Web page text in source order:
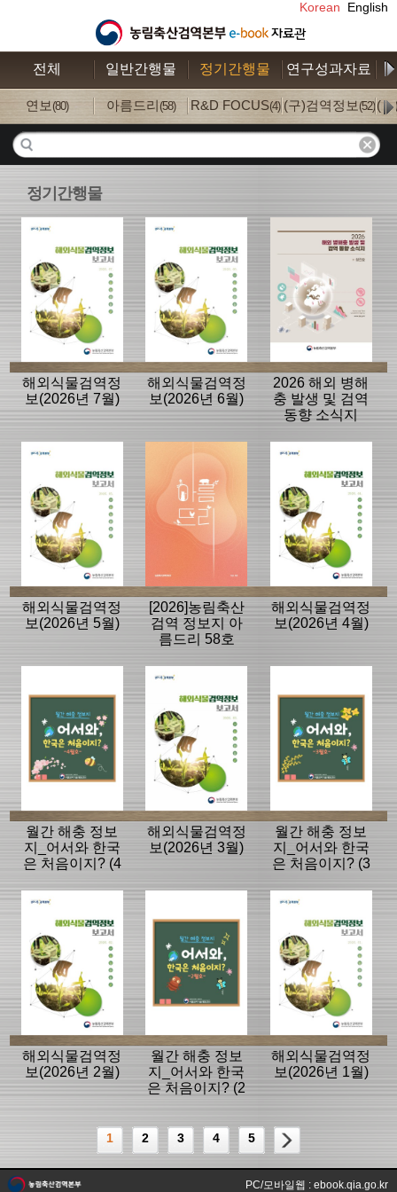
Korean English
전체 일반간행물 정기간행물 연구성과자료
연보(80) 아름드리(58) R&D FOCUS(4) (구)검역정보 (52) (
정기간행물
해외식물검역정
보(2026년 7월)
해외식물검역정
보(2026년 6월)
2026 해외 병해
충 발생 및 검역
동향 소식지
해외식물검역정
보(2026년 5월)
[2026]농림축산
검역 정보지 아
름드리 58호
해외식물검역정
보(2026년 4월)
월간 해충 정보
지_어서와 한국
은 처음이지? (4
해외식물검역정
보(2026년 3월)
월간 해충 정보
지_어서와 한국
은 처음이지? (3
해외식물검역정
보(2026년 2월)
월간 해충 정보
지_어서와 한국
은 처음이지? (2
해외식물검역정
보(2026년 1월)
1 2 3 4 5
PC/모바일웹 : ebook.qia.go.kr